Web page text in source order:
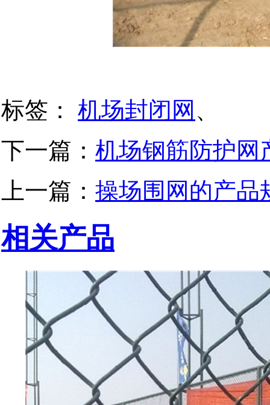
标签： 机场封闭网 、
下一篇： 机场钢筋防护网
上一篇： 操场围网的产品
相关产品